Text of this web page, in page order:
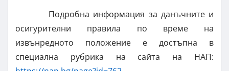
Подробна информация за данъчните и
осигурителни правила по време на
извънредното положение е достъпна в
специална рубрика на сайта на НАП: